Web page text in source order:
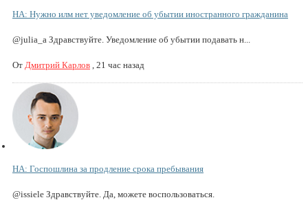
НА: Нужно илм нет уведомление об убытии иностранного гражданина
@julia_a Здравствуйте. Уведомление об убытии подавать н...
От Дмитрий Карлов 21 час назад
НА: Госпошлина за продление срока пребывания
@issiele Здравствуйте. Да, можете воспользоваться.